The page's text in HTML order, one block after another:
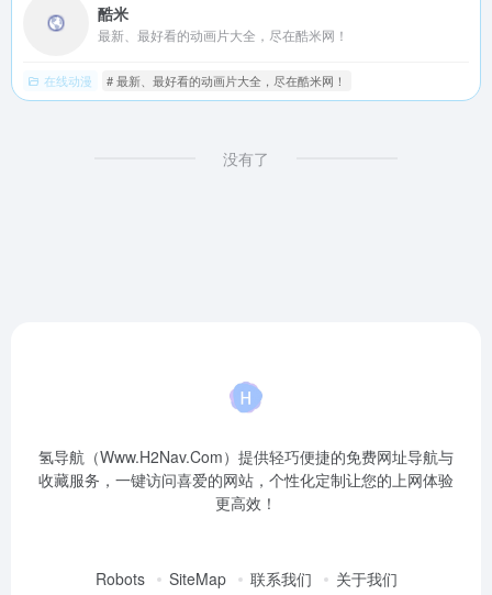
酷米
最新、最好看的动画片大全，尽在酷米网！
在线动漫 # 最新、最好看的动画片大全，尽在酷米网！
没有了
氢导航（Www.H2Nav.Com）提供轻巧便捷的免费网址导航与
收藏服务，一键访问喜爱的网站，个性化定制让您的上网体验
更高效！
Robots SiteMap 联系我们 关于我们